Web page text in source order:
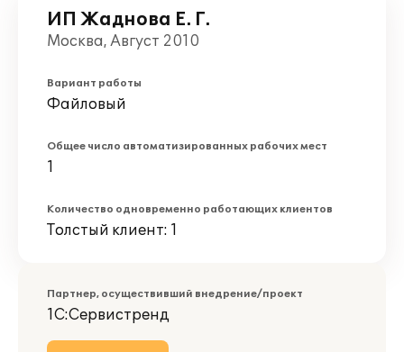
ИП Жаднова Е. Г.
Москва, Август 2010
Вариант работы
Файловый
Общее число автоматизированных рабочих мест
1
Количество одновременно работающих клиентов
Толстый клиент: 1
Партнер, осуществивший внедрение/проект
1С:Сервистренд